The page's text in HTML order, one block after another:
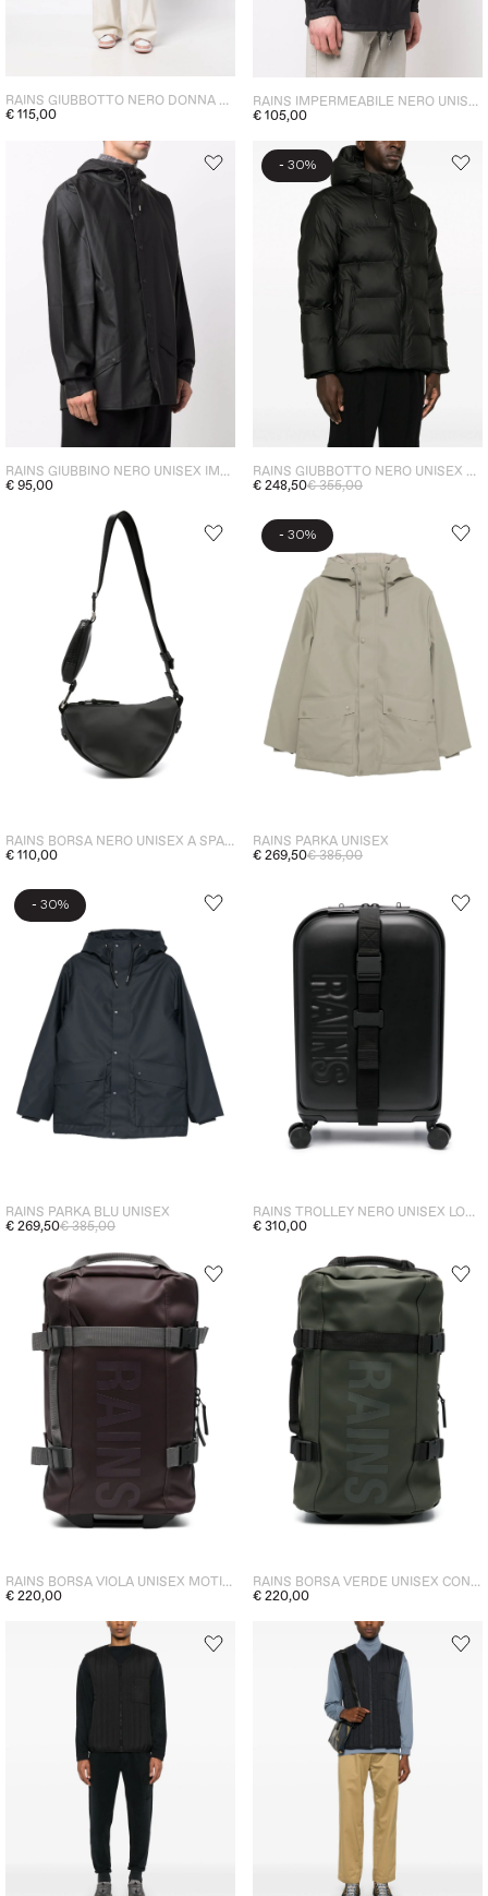
RAINS GIUBBOTTO NERO DONNA PARKA
€ 115,00
RAINS IMPERMEABILE NERO UNISEX CON CAPPUCCIO
€ 105,00
RAINS GIUBBINO NERO UNISEX IMPERMEABILE
€ 95,00
- 30%
RAINS GIUBBOTTO NERO UNISEX ALTA
€ 248,50€ 355,00
RAINS BORSA NERO UNISEX A SPALLA
€ 110,00
- 30%
RAINS PARKA UNISEX
€ 269,50€ 385,00
- 30%
RAINS PARKA BLU UNISEX
€ 269,50€ 385,00
RAINS TROLLEY NERO UNISEX LOGO GOFFRATO
€ 310,00
RAINS BORSA VIOLA UNISEX MOTIVO LOGO
€ 220,00
RAINS BORSA VERDE UNISEX CON RUOTE
€ 220,00